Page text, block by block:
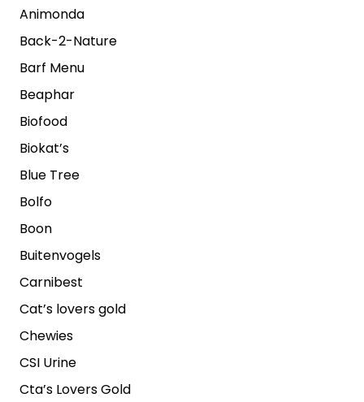
Animonda
Back-2-Nature
Barf Menu
Beaphar
Biofood
Biokat’s
Blue Tree
Bolfo
Boon
Buitenvogels
Carnibest
Cat’s lovers gold
Chewies
CSI Urine
Cta’s Lovers Gold